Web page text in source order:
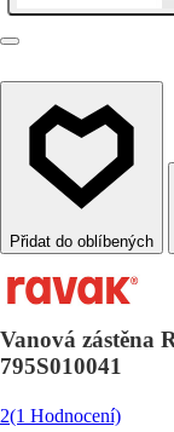
Vanová zástěna
795S010041
2(1 Hodnocení)